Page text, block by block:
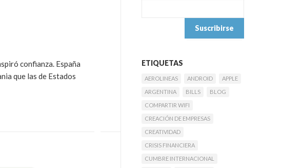
confianza. España
que las de Estados
ETIQUETAS
AEROLINEAS ANDROID
APPLE
ARGENTINA
BILLS
BLOG
COMPARTIR WIFI
CREACIÓN DE EMPRESAS
CREATIVIDAD
CRISIS FINANCIERA
CUMBRE INTERNACIONAL